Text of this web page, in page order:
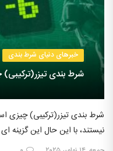
خبرهای دنیای شرط بندی
شرط بندی
شرط بندی تیزر(ترکیبی) چیزی
نیستند، با این حال این گزینه